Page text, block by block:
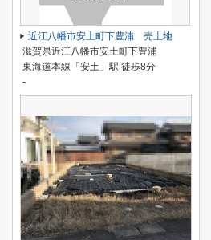
近江八幡市安土町下豊浦 売土地
滋賀県近江八幡市安土町下豊浦
東海道本線「安土」駅 徒歩8分
-